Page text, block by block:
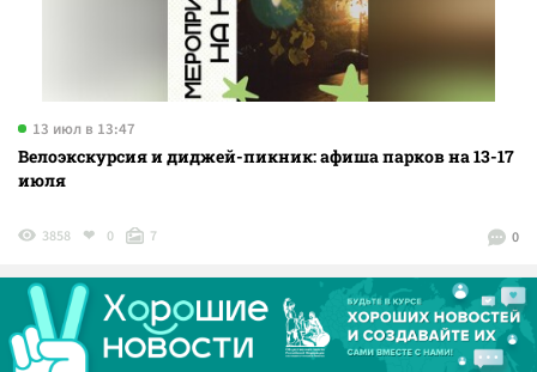
13 июл в 13:47
Велоэкскурсия и диджей-пикник: афиша парков на 13-17
июля
0
3858 0 7